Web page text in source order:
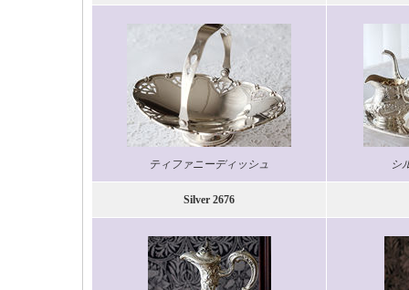
ティファニーディッシュ シ
Silver 2676